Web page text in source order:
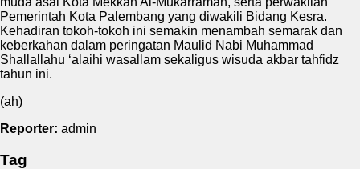
Pemerintah Kota Palembang yang diwakili Bidang Kesra.
Kehadiran tokoh-tokoh ini semakin menambah semarak dan
keberkahan dalam peringatan Maulid Nabi Muhammad
Shallallahu ‘alaihi wasallam sekaligus wisuda akbar tahfidz
tahun ini.
(ah)
Reporter: admin
Tag